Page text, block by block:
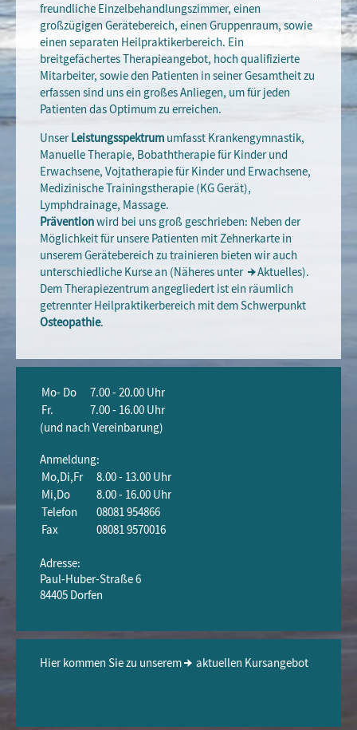
freundliche Einzelbehandlungszimmer, einen
großzügigen Gerätebereich, einen Gruppenraum, sowie
einen separaten Heilpraktikerbereich. Ein
breitgefächertes Therapieangebot, hoch qualifizierte
Mitarbeiter, sowie den Patienten in seiner Gesamtheit zu
erfassen sind uns ein großes Anliegen, um für jeden
Patienten das Optimum zu erreichen.
UnserLeistungsspektrum umfasst Krankengymnastik,
Manuelle Therapie, Bobaththerapie für Kinder und
Erwachsene, Vojtatherapie für Kinder und Erwachsene,
Medizinische Trainingstherapie (KG Gerät),
Lymphdrainage, Massage.
Präventionwird bei uns groß geschrieben: Neben der
Möglichkeit für unsere Patienten mit Zehnerkarte in
unserem Gerätebereich zu trainieren bieten wir auch
unterschiedliche Kurse an (Näheres unter
Aktuelles).
Dem Therapiezentrum angegliedert ist ein räumlich
getrennter Heilpraktikerbereich mit dem Schwerpunkt
Osteopathie.
Mo- Do
7.00 - 20.00 Uhr
Fr.
7.00 - 16.00 Uhr
(und nach Vereinbarung)
Anmeldung:
Mo,Di,Fr
8.00 - 13.00 Uhr
Mi,Do
8.00 - 16.00 Uhr
Telefon
08081 954866
Fax
08081 9570016
Adresse:
Paul-Huber-Straße 6
84405 Dorfen
Hier kommen Sie zu unserem aktuellen Kursangebot